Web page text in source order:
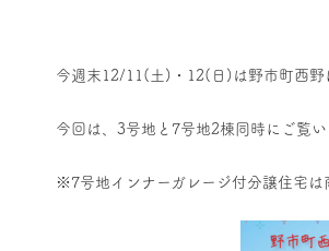
今週末12/11(土)・12(日)は野市町西野
今回は、3号地と7号地2棟同時にご覧
※7号地インナーガレージ付分譲住宅は